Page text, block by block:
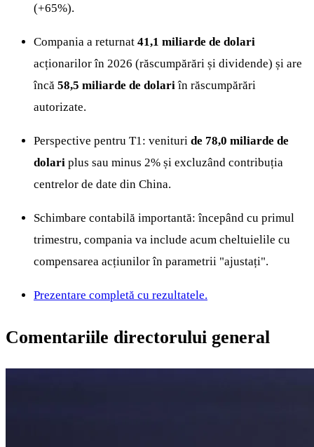
(+65%).
Compania a returnat 41,1 miliarde de dolari
acționarilor în 2026 (răscumpărări și dividende) și are
încă 58,5 miliarde de dolari în răscumpărări
autorizate.
Perspective pentru T1: venituri de 78,0 miliarde de
dolari plus sau minus 2% și excluzând contribuția
centrelor de date din China.
Schimbare contabilă importantă: începând cu primul
trimestru, compania va include acum cheltuielile cu
compensarea acțiunilor în parametrii "ajustați".
Prezentare completă cu rezultatele.
Comentariile directorului general